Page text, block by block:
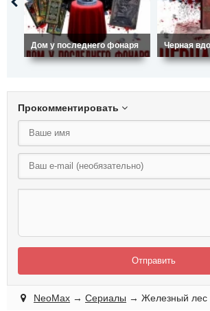
Дом у последнего фонаря Черная
Прокомментировать
Отправить
NeoMax → Сериалы → Железный лес